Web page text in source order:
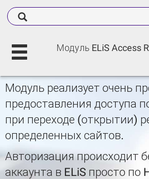
Модуль ELiS Access
Модуль реализует очень
предоставления доступа
при переходе (открытии)
определенных сайтов.
Авторизация происходит
аккаунта в ELiS просто по